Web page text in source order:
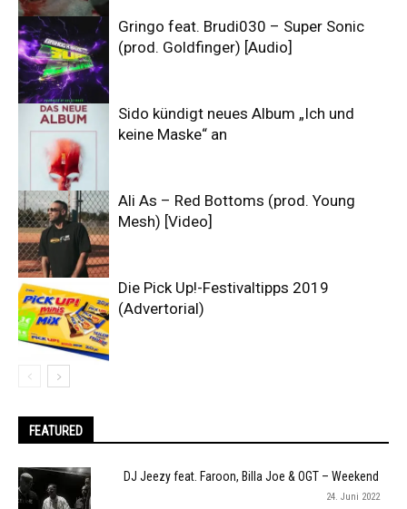
Gringo feat. Brudi030 – Super Sonic
(prod. Goldfinger) [Audio]
Sido kündigt neues Album „Ich und
keine Maske“ an
Ali As – Red Bottoms (prod. Young
Mesh) [Video]
Die Pick Up!-Festivaltipps 2019
(Advertorial)
FEATURED
DJ Jeezy feat. Faroon, Billa Joe & OGT – Weekend
24. Juni 2022